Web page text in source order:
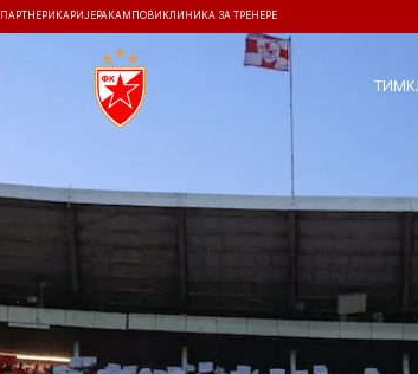
ПАРТНЕРИ КАРИЈЕРА КАМПОВИ КЛИНИКА ЗА ТРЕНЕРЕ
ТИМ